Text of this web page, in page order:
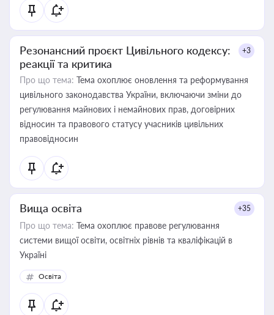
Резонансний проєкт Цивільного кодексу:
реакції та критика
+3
Про що тема: Тема охоплює оновлення та реформування
цивільного законодавства України, включаючи зміни до
регулювання майнових і немайнових прав, договірних
відносин та правового статусу учасників цивільних
правовідносин
Вища освіта +35
Про що тема: Тема охоплює правове регулювання
системи вищої освіти, освітніх рівнів та кваліфікацій в
Україні
Освіта